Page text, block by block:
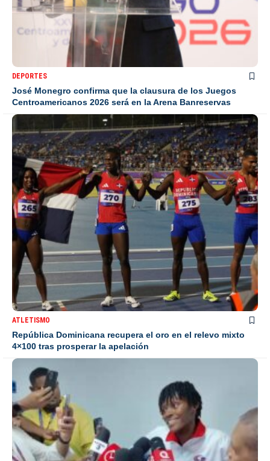
DEPORTES
José Monegro confirma que la clausura de los Juegos
Centroamericanos 2026 será en la Arena Banreservas
ATLETISMO
República Dominicana recupera el oro en el relevo mixto
4×100 tras prosperar la apelación